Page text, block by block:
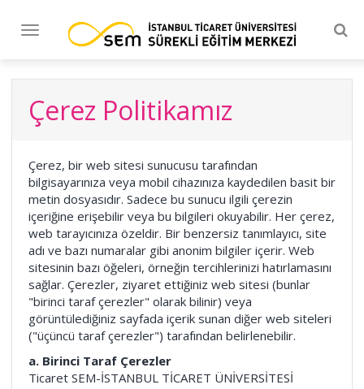
Toggle
navigation
Çerez Politikamız
Çerez, bir web sitesi sunucusu tarafından
bilgisayarınıza veya mobil cihazınıza kaydedilen basit bir
metin dosyasıdır. Sadece bu sunucu ilgili çerezin
içeriğine erişebilir veya bu bilgileri okuyabilir. Her çerez,
web tarayıcınıza özeldir. Bir benzersiz tanımlayıcı, site
adı ve bazı numaralar gibi anonim bilgiler içerir. Web
sitesinin bazı öğeleri, örneğin tercihlerinizi hatırlamasını
sağlar. Çerezler, ziyaret ettiğiniz web sitesi (bunlar
"birinci taraf çerezler" olarak bilinir) veya
görüntülediğiniz sayfada içerik sunan diğer web siteleri
("üçüncü taraf çerezler") tarafından belirlenebilir.
a. Birinci Taraf Çerezler
Ticaret SEM-İSTANBUL TİCARET ÜNİVERSİTESİ